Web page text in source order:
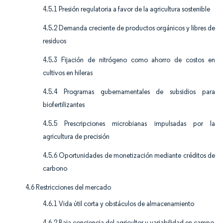
4.5.1 Presión regulatoria a favor de la agricultura sostenible
4.5.2 Demanda creciente de productos orgánicos y libres de
residuos
4.5.3 Fijación de nitrógeno como ahorro de costos en
cultivos en hileras
4.5.4 Programas gubernamentales de subsidios para
biofertilizantes
4.5.5 Prescripciones microbianas impulsadas por la
agricultura de precisión
4.5.6 Oportunidades de monetización mediante créditos de
carbono
4.6 Restricciones del mercado
4.6.1 Vida útil corta y obstáculos de almacenamiento